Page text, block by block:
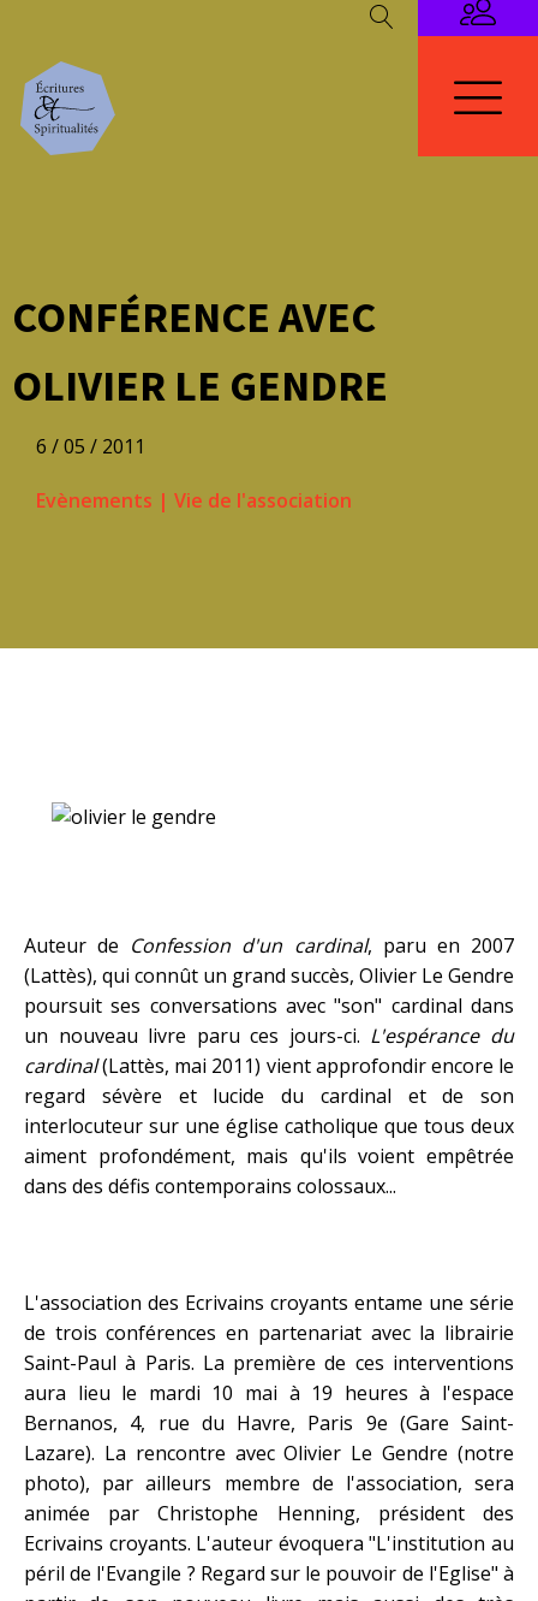
CONFÉRENCE AVEC
OLIVIER LE GENDRE
6 / 05 / 2011
Evènements | Vie de l'association
Auteur de Confession d'un cardinal, paru en 2007
(Lattès), qui connût un grand succès, Olivier Le Gendre
poursuit ses conversations avec "son" cardinal dans
un nouveau livre paru ces jours-ci. L'espérance du
cardinal(Lattès, mai 2011) vient approfondir encore le
regard sévère et lucide du cardinal et de son
interlocuteur sur une église catholique que tous deux
aiment profondément, mais qu'ils voient empêtrée
dans des défis contemporains colossaux...
L'association des Ecrivains croyants entame une série
de trois conférences en partenariat avec la librairie
Saint-Paul à Paris. La première de ces interventions
aura lieu le mardi 10 mai à 19 heures à l'espace
Bernanos, 4, rue du Havre, Paris 9e (Gare Saint-
Lazare). La rencontre avec Olivier Le Gendre (notre
photo), par ailleurs membre de l'association, sera
animée par Christophe Henning, président des
Ecrivains croyants. L'auteur évoquera "L'institution au
péril de l'Evangile ? Regard sur le pouvoir de l'Eglise" à